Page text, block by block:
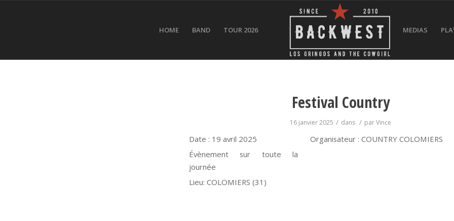
HOME BAND TOUR 2026 MEDIAS
Festival Country
16 janvier 2025 / dans / parVince
Date : 19 avril 2025
Évènement sur toute la
journée
Lieu: COLOMIERS (31)
Organisateur : COUNTRY COLOMIERS